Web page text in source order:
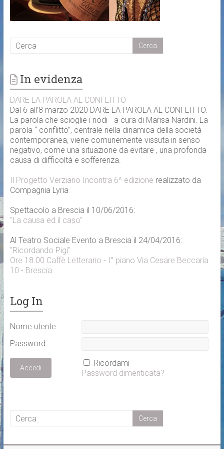
In evidenza
DARE LA PAROLA AL CONFLITTO
Dal 6 all’8 marzo 2020 DARE LA PAROLA AL CONFLITTO.
La parola che scioglie i nodi - a cura di Marisa Nardini. La
parola “ conflitto”, centrale nella dinamica della società
contemporanea, viene comunemente vissuta in senso
negativo, come una situazione da evitare , una profonda
causa di difficoltà e sofferenza.
Il Progetto Verziano Incontra 6^ edizione realizzato da
Compagnia Lyria
Spettacolo a Brescia il 10/06/2016:
"La causa ed il caso"
Al Teatro Sociale Evento a Brescia il 24/04/2016:
"Ricordando Pigi"
Ore 18.00 Caffè Letterario - I° piano Via Cesare Beccaria
10 - Brescia
Log In
Nome utente
Password
Ricordami
Password dimenticata?